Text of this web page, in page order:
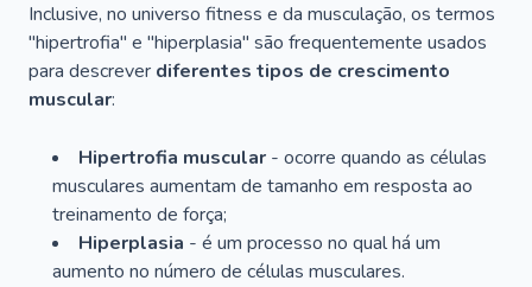
Inclusive, no universo fitness e da musculação, os termos
"hipertrofia" e "hiperplasia" são frequentemente usados
para descrever diferentes tipos de crescimento
muscular:
Hipertrofia muscular - ocorre quando as células
musculares aumentam de tamanho em resposta ao
treinamento de força;
Hiperplasia - é um processo no qual há um
aumento no número de células musculares.